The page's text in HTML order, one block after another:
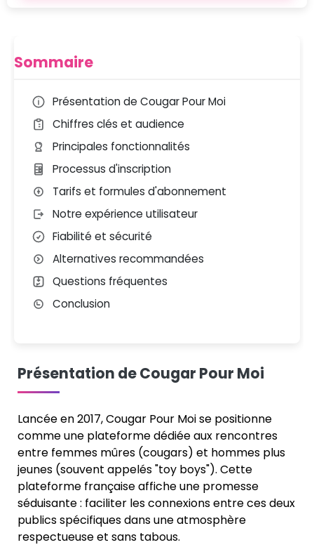
Sommaire
Présentation de Cougar Pour Moi
Chiffres clés et audience
Principales fonctionnalités
Processus d'inscription
Tarifs et formules d'abonnement
Notre expérience utilisateur
Fiabilité et sécurité
Alternatives recommandées
Questions fréquentes
Conclusion
Présentation de Cougar Pour Moi
Lancée en 2017, Cougar Pour Moi se positionne
comme une plateforme dédiée aux rencontres
entre femmes mûres (cougars) et hommes plus
jeunes (souvent appelés "toy boys"). Cette
plateforme française affiche une promesse
séduisante : faciliter les connexions entre ces deux
publics spécifiques dans une atmosphère
respectueuse et sans tabous.